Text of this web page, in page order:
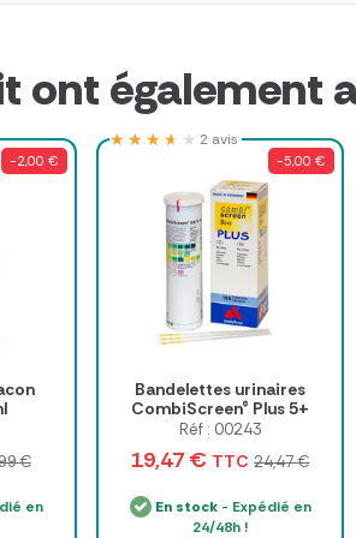
ont également
-2,00 €
€
en
-5,00 €
Bandelettes urinaires
CombiScreen® Plus 5+
Leuko
Réf : 00243
★★★★★
★★★★★ 2 avis
19,47 € TTC 24,47 €
En stock- Expédié en
24/48h !